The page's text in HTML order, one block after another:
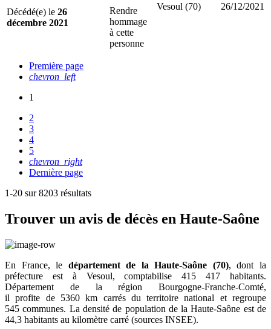
Décédé(e) le 26
décembre 2021
Rendre
hommage
à cette
personne
Vesoul (70) 26/12/2021
Première page
chevron_left
1
2
3
4
5
chevron_right
Dernière page
1-20 sur 8203 résultats
Trouver un avis de décès en Haute-Saône
En France, le département de la Haute-Saône (70), dont la
préfecture est à Vesoul, comptabilise415 417 habitants.
Département de la région Bourgogne-Franche-Comté,
il profite de 5360km carrés du territoire national et regroupe
545 communes. La densité de population de la Haute-Saône est de
44,3 habitants au kilomètre carré (sources INSEE).